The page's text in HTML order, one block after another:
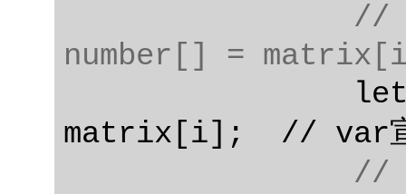
//
number[] =
matrix[i];  // var宣
//